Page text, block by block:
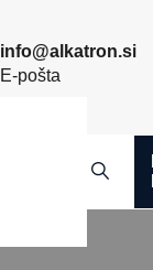
info@alkatron.si
E-pošta